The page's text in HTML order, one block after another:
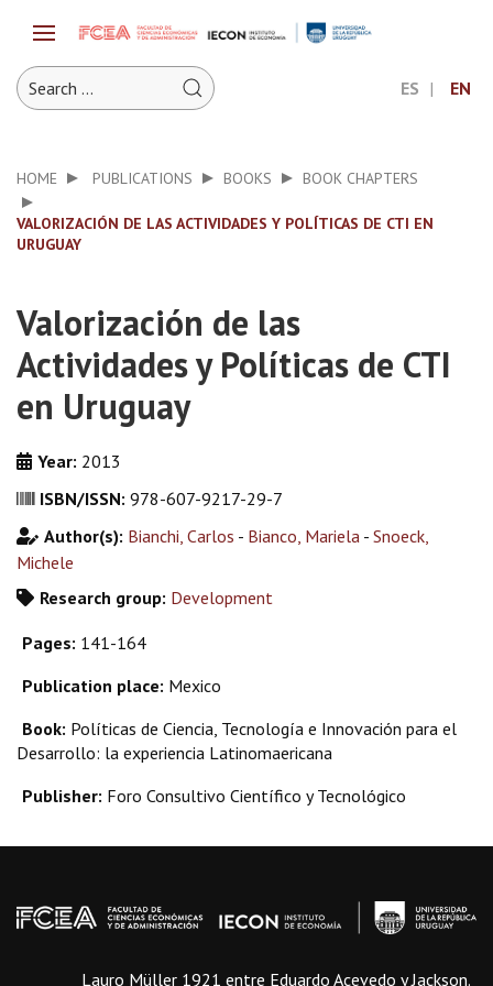
ES EN
HOME PUBLICATIONS BOOKS BOOK CHAPTERS
VALORIZACIÓN DE LAS ACTIVIDADES Y POLÍTICAS DE CTI EN
URUGUAY
Valorización de las
Actividades y Políticas de CTI
en Uruguay
Year: 2013
ISBN/ISSN: 978-607-9217-29-7
Author(s): Bianchi, Carlos - Bianco, Mariela - Snoeck,
Michele
Research group: Development
Pages: 141-164
Publication place: Mexico
Book: Políticas de Ciencia, Tecnología e Innovación para el
Desarrollo: la experiencia Latinomaericana
Publisher: Foro Consultivo Científico y Tecnológico
Lauro Müller 1921 entre Eduardo Acevedo y Jackson.